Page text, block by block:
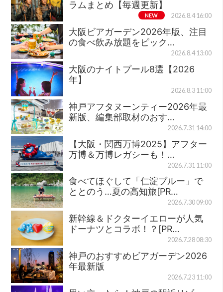
ラムまとめ【毎週更新】
NEW 2026.8.4 16:00
大阪ビアガーデン2026年版、注目
の食べ飲み放題をピック…
2026.8.4 13:00
大阪のナイトプール8選【2026
年】
2026.8.3 11:00
神戸アフタヌーンティー2026年最
新版、編集部取材のおす…
2026.7.31 14:00
【大阪・関西万博2025】アフター
万博＆万博レガシーも！…
2026.7.31 11:00
食べてほぐして「仁淀ブルー」で
ととのう…夏の高知旅[PR…
2026.7.30 09:00
新幹線＆ドクターイエローが人気
ドーナツとコラボ！？[PR…
2026.7.28 08:30
神戸のおすすめビアガーデン2026
年最新版
2026.7.23 11:00